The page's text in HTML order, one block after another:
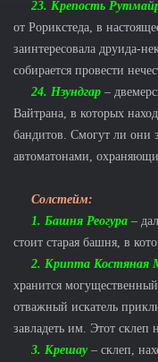
23. Крепость
от Рорикстеда, в
заинтересовала друида-
собирается провести
24. Нзундгар –
Вайтрана, в которых
бандитов. Смогут ли они
автоматонами,
Солстейм:
1. Башня Реогура –
стоит старая башня, в
2. Крипта Костяная
хранится
отважный искатель
завладеть им. Этот склеп
3. Крешау– склеп,